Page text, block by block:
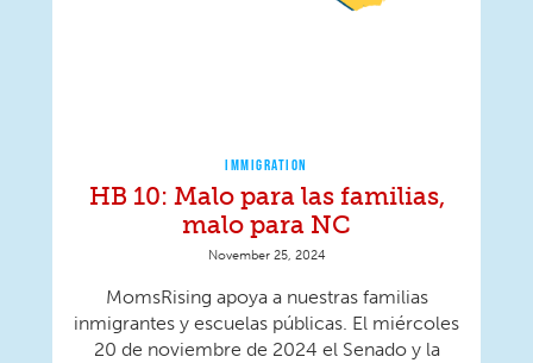
IMMIGRATION
HB 10: Malo para las familias,
malo para NC
November 25, 2024
MomsRising apoya a nuestras familias
inmigrantes y escuelas públicas. El miércoles
20 de noviembre de 2024 el Senado y la